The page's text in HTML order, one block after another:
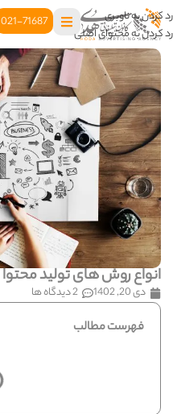
رد کردن به ناوبری
رد کردن به محتوای اصلی
021-71687
انواع روش های تولید محتوا
دی 20, 1402 2 دیدگاه ها
فهرست مطالب